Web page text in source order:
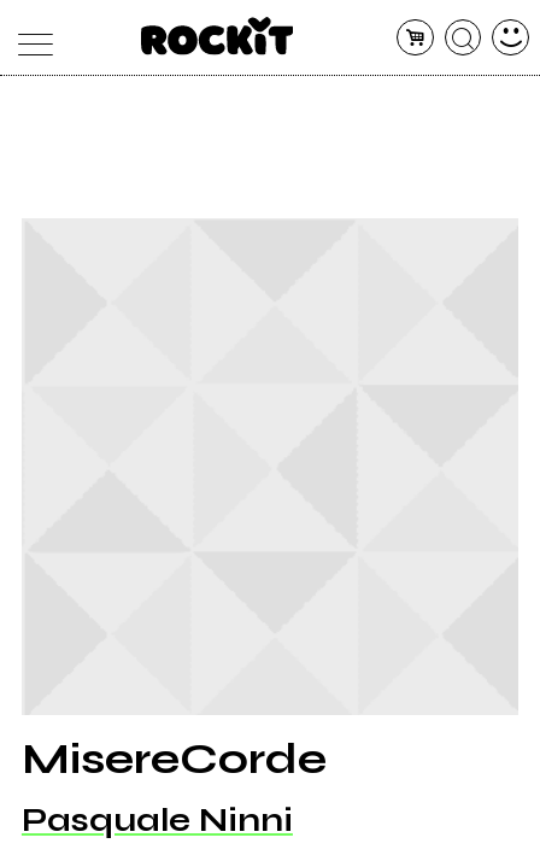
CONCERTI
MisereCorde
Pasquale Ninni